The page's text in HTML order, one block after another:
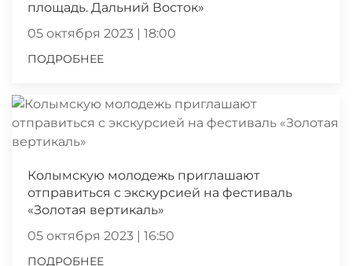
площадь. Дальний Восток»
05 октября 2023 | 18:00
ПОДРОБНЕЕ
Колымскую молодежь приглашают
отправиться с экскурсией на фестиваль
«Золотая вертикаль»
05 октября 2023 | 16:50
ПОДРОБНЕЕ